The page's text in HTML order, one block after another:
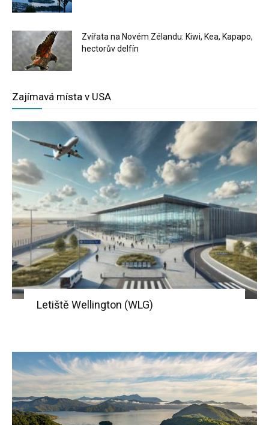
Zvířata na Novém Zélandu: Kiwi, Kea, Kapapo,
hectorův delfín
Zajímavá místa v USA
Letiště Wellington (WLG)